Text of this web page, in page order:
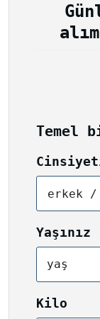
Temel
erkek /
Yaşınız
yaş
Kilo